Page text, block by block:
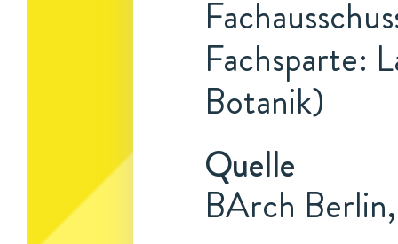
Fachsparte:
Botanik)
Quelle
BArch